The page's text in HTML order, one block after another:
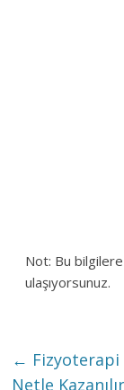
Not: Bu bilgilere
ulaşıyorsunuz.
← Fizyoterapi
Netle